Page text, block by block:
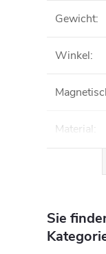
Gewicht:
Winkel:
Material:
Sie